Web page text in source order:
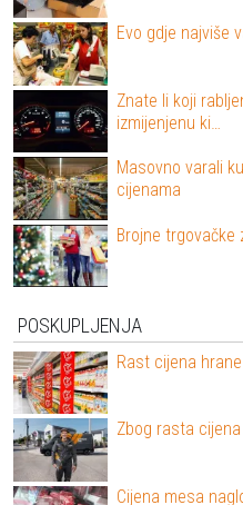
Evo gdje najviše
Znate li koji
izmijenjenu ki…
Masovno varali
cijenama
Brojne trgovačke
POSKUPLJENJA
Rast cijena
Zbog rasta
Cijena mesa